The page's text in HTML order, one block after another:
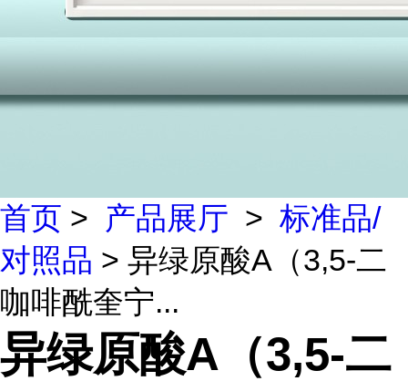
首页 > 产品展厅 > 标准品/
对照品 > 异绿原酸A（3,5-二
咖啡酰奎宁...
异绿原酸A（3,5-二